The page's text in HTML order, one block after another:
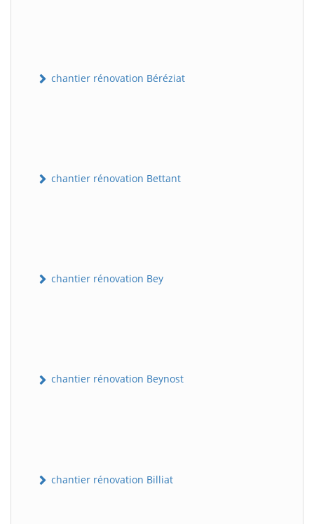
chantier rénovation Béréziat
chantier rénovation Bettant
chantier rénovation Bey
chantier rénovation Beynost
chantier rénovation Billiat